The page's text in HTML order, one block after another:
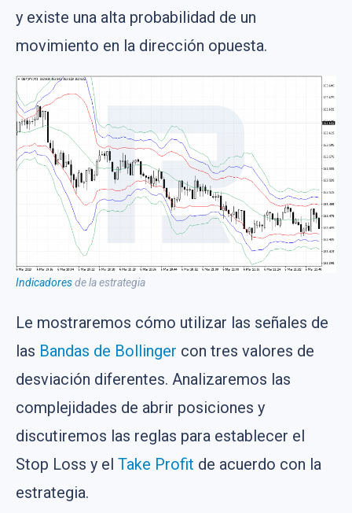
y existe una alta probabilidad de un
movimiento en la dirección opuesta.
Indicadoresde la estrategia
Le mostraremos cómo utilizar las señales de
las Bandas de Bollinger con tres valores de
desviación diferentes. Analizaremos las
complejidades de abrir posiciones y
discutiremos las reglas para establecer el
Stop Loss y el Take Profit de acuerdo con la
estrategia.